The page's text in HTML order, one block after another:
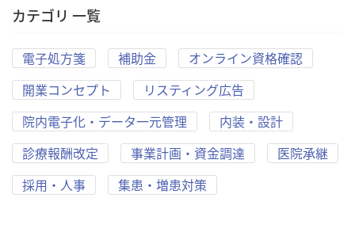
カテゴリ 一覧
電子処方箋 補助金
オンライン資格確認
開業コンセプト
リスティング広告
院内電子化・データ一元管理
内装・設計
診療報酬改定
事業計画・資金調達
医院承継
採用・人事
集患・増患対策